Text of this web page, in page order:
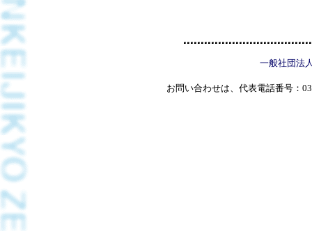
一般社団法
お問い合わせは、代表電話番号：